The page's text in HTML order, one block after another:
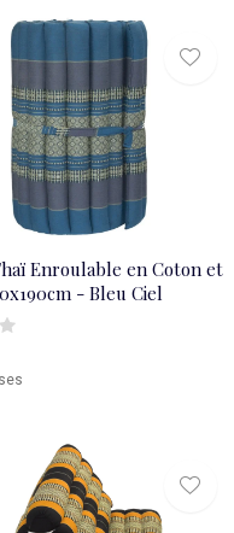
Enroulable en Coton et
- Bleu Ciel